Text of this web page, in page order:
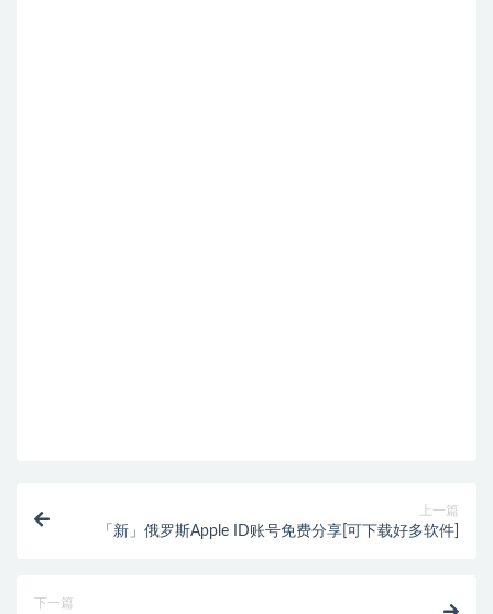
上一篇
「新」俄罗斯Apple ID账号免费分享[可下载好多软件]
下一篇